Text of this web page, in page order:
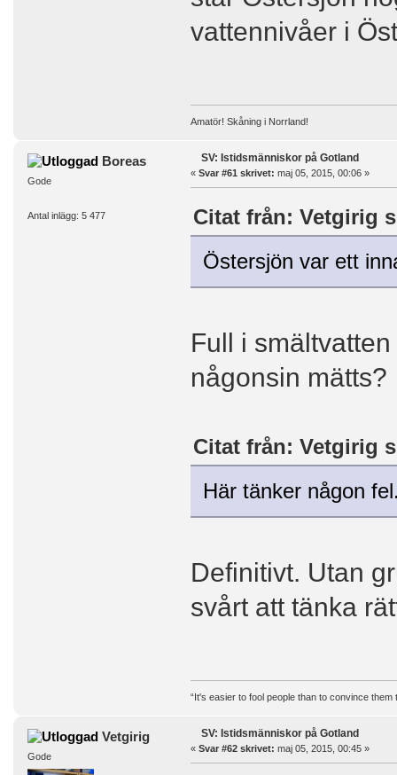
vattennivåer i
Amatör! Skåning i Norrland!
Boreas
Gode
Antal inlägg: 5 477
SV: Istidsmänniskor på Gotland
« Svar #61 skrivet: maj 05, 2015, 00:06 »
Citat från: Vetgirig
Östersjön var ett
Full i
någonsin mätts?
Citat från: Vetgirig
Här tänker någon
Definitivt. Utan
svårt att tänka
“It's easier to fool people than to convince them
Vetgirig
Gode
SV: Istidsmänniskor på Gotland
« Svar #62 skrivet: maj 05, 2015, 00:45 »